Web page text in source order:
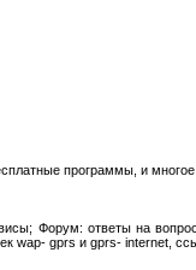
программы, и многое
Форум: ответы на
wap- gprs и gprs- internet,